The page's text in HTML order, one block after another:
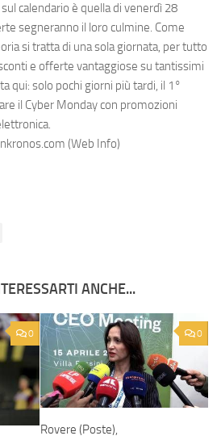
calendario è quella di venerdì 28
segneranno il loro culmine. Come
si tratta di una sola giornata, per tutto
e offerte vantaggiose su tantissimi
qui: solo pochi giorni più tardi, il 1°
il Cyber Monday con promozioni
(Web Info)
ANCHE...
0 0
Rovere (Poste),